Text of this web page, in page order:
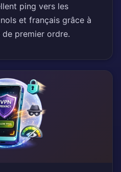
ping vers les
et français grâce à
premier ordre.